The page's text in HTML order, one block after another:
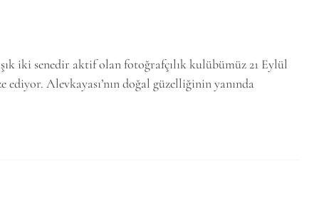
iki senedir aktif olan fotoğrafçılık kulübümüz 21 Eylül
ediyor. Alevkayası’nın doğal güzelliğinin yanında